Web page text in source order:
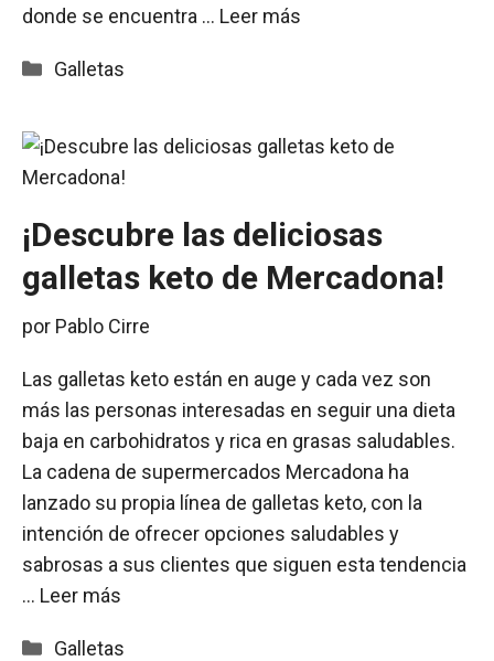
donde se encuentra … Leer más
Categorías
Galletas
¡Descubre las deliciosas
galletas keto de Mercadona!
por Pablo Cirre
Las galletas keto están en auge y cada vez son
más las personas interesadas en seguir una dieta
baja en carbohidratos y rica en grasas saludables.
La cadena de supermercados Mercadona ha
lanzado su propia línea de galletas keto, con la
intención de ofrecer opciones saludables y
sabrosas a sus clientes que siguen esta tendencia
… Leer más
Categorías
Galletas